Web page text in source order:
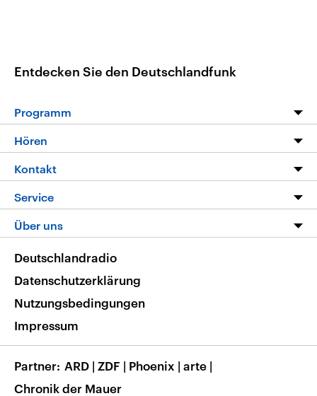
Entdecken Sie den Deutschlandfunk
Programm
Programm
Die Nachrichten
Nachrichtenleicht
Neue Beiträge auf dlf.de
Hören
Livestream
Podcasts
Deutschlandfunk App
Nachrichten App
Frequenzen
Kontakt
Hörerservice
Service
FAQ
Veranstaltungen
Musikliste
RSS
Über uns
Barrierefreiheit
Deutschlandradio
Datenschutzerklärung
Nutzungsbedingungen
Impressum
Partner ARD | ZDF | Phoenix | arte |
Chronik der Mauer